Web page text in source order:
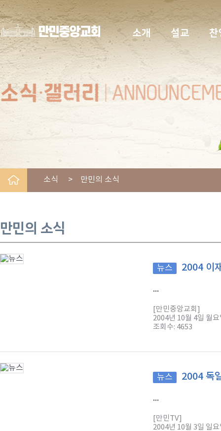
소개 설교 찬
소식 > 만민의 소식
만민의 소식
뉴스 2004 이
...
[만민중앙교회]
2004년 10월 4일 월요
조회수: 4653
뉴스 2004 독
...
[만민TV]
2004년 10월 3일 일요